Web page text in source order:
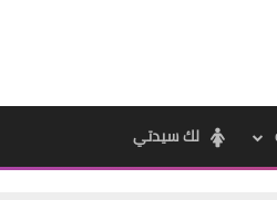
لك سيدتي